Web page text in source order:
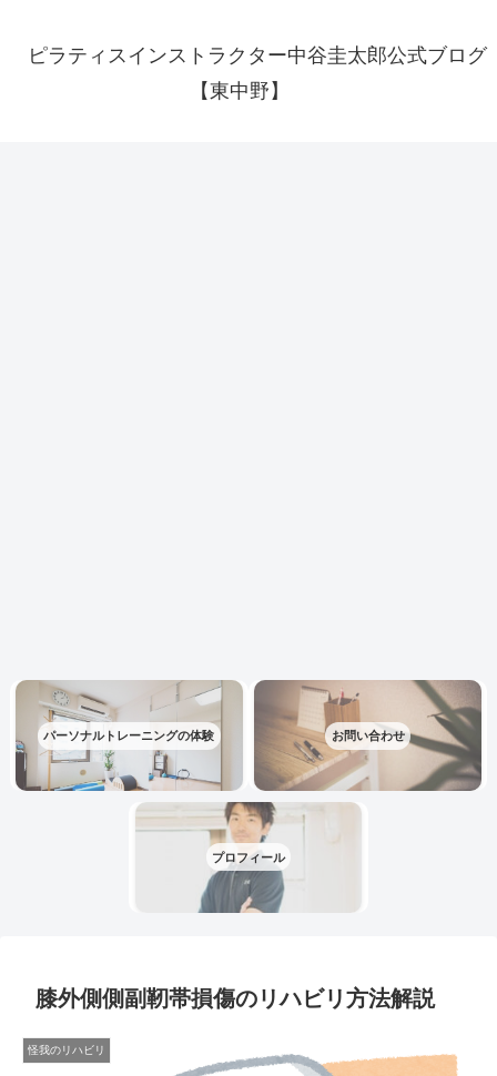
ピラティスインストラクター中谷圭太郎公式ブログ
【東中野】
パーソナルトレーニングの体験 お問い合わせ
プロフィール
膝外側側副靭帯損傷のリハビリ方法解説
怪我のリハビリ